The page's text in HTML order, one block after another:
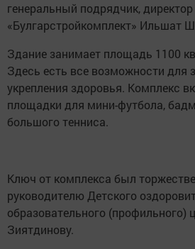
генеральный подрядчик,
«Булгарстройкомплект» Ильшат
Здание занимает площадь 1100
Здесь есть все возможности для
укрепления здоровья. Комплекс
площадки для мини-футбола,
большого тенниса.
Ключ от комплекса был
руководителю Детского
образовательного (профильного)
Зиятдинову.